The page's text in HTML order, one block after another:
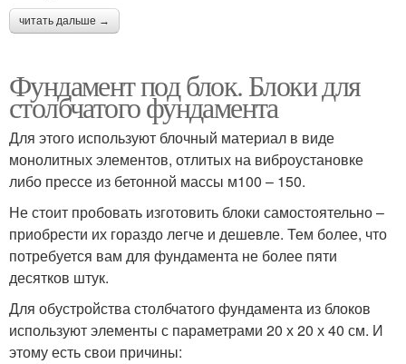
читать дальше →
Фундамент под блок. Блоки для
столбчатого фундамента
Для этого используют блочный материал в виде
монолитных элементов, отлитых на виброустановке
либо прессе из бетонной массы м100 – 150.
Не стоит пробовать изготовить блоки самостоятельно –
приобрести их гораздо легче и дешевле. Тем более, что
потребуется вам для фундамента не более пяти
десятков штук.
Для обустройства столбчатого фундамента из блоков
используют элементы с параметрами 20 х 20 х 40 см. И
этому есть свои причины: